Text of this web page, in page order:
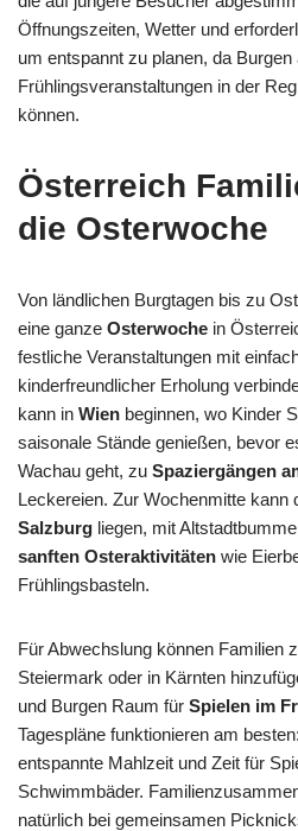
Öffnungszeiten, Wetter und
um entspannt zu planen, da Burgen
Frühlingsveranstaltungen in der
können.
Österreich
die Osterwoche
Von ländlichen Burgtagen bis zu
eine ganze Osterwoche in
festliche Veranstaltungen mit
kinderfreundlicher Erholung
kann in Wien beginnen, wo Kinder
saisonale Stände genießen, bevor
Wachau geht, zu Spaziergängen
Leckereien. Zur Wochenmitte kann
Salzburg liegen, mit
sanften Osteraktivitäten wie
Frühlingsbasteln.
Für Abwechslung können Familien
Steiermark oder in Kärnten
und Burgen Raum für Spielen im
Tagespläne funktionieren am
entspannte Mahlzeit und Zeit für
Schwimmbäder.
natürlich bei gemeinsamen